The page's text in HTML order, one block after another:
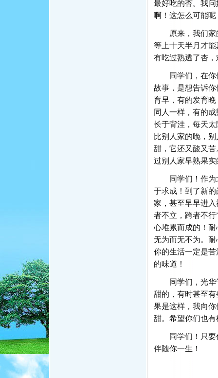
最好吃的杏。我
啊！这怎么可能呢
原来，我们
等上十天半月才
有吃过熟透了杏
同学们，在
故事，是想告诉
育早，有的发育
同人一样，有的
长于背洼，每天
比别人家的晚，
甜，它还又酸又
过别人家早熟果
同学们！作
于求成！到了新
家，甚至早早进
者不立，跨者不
心堆累而成的！
无为而无不为。
你的生活一定是
的味道！
同学们，光
甜的，有时甚至
果是这样，我向
甜。希望你们也
同学们！只
伴随你一生！